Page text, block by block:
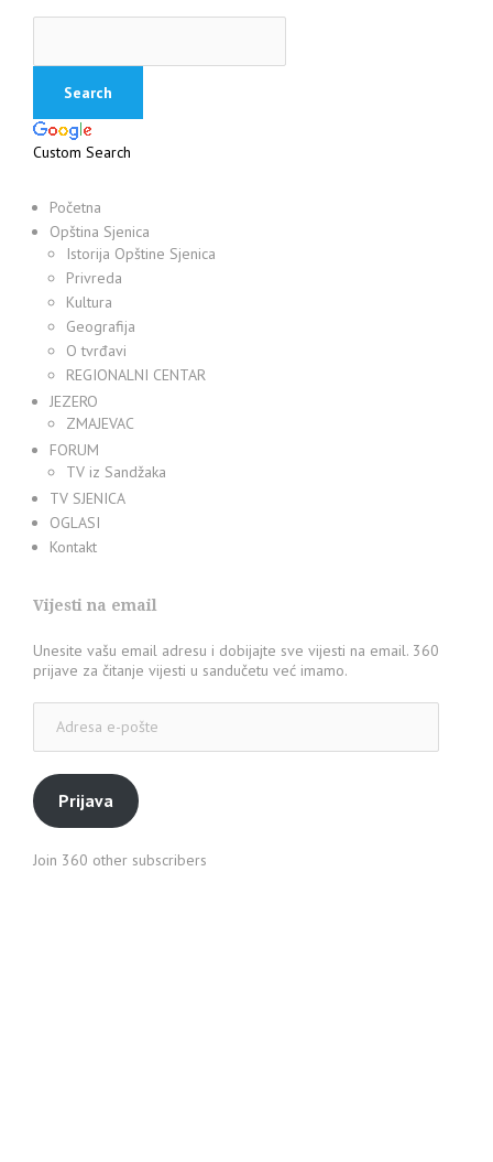
Custom Search
Početna
Opština Sjenica
Istorija Opštine Sjenica
Privreda
Kultura
Geografija
O tvrđavi
REGIONALNI CENTAR
JEZERO
ZMAJEVAC
FORUM
TV iz Sandžaka
TV SJENICA
OGLASI
Kontakt
Vijesti na email
Unesite vašu email adresu i dobijajte sve vijesti na email. 360
prijave za čitanje vijesti u sandučetu već imamo.
pošte
Prijava
Join 360 other subscribers